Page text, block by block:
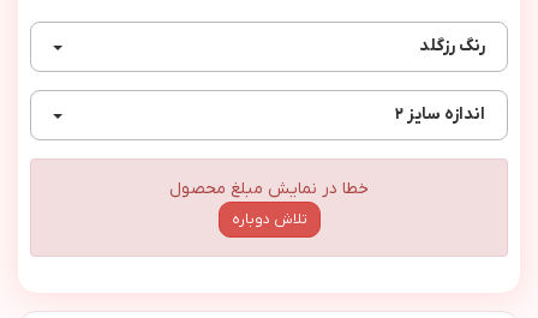
رنگ رزگلد
اندازه سایز ۲
خطا در نمایش مبلغ محصول
تلاش دوباره